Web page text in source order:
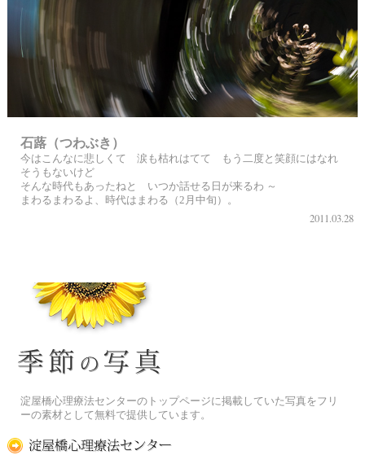
石蕗（つわぶき）
今はこんなに悲しくて 涙も枯れはてて もう二度と笑顔にはなれ
そうもないけど
そんな時代もあったねと いつか話せる日が来るわ ～
まわるまわるよ、時代はまわる（2月中旬）。
2011.03.28
淀屋橋心理療法センターのトップページに掲載していた写真をフリ
ーの素材として無料で提供しています。